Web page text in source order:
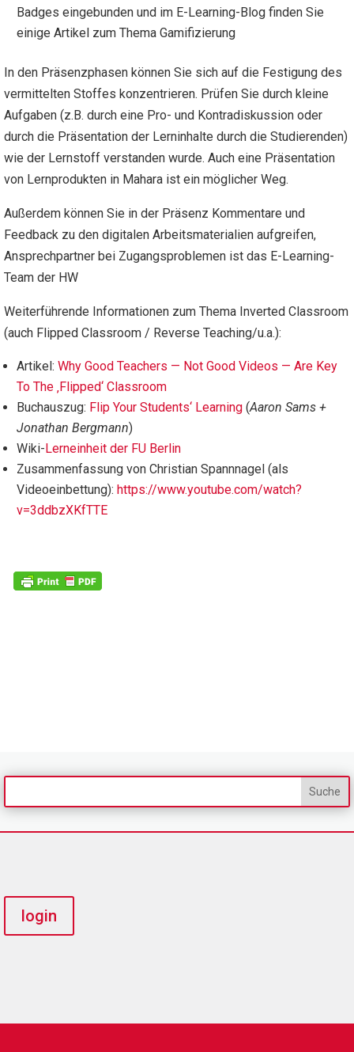
Badges eingebunden und im E-Learning-Blog finden Sie
einige Artikel zum Thema Gamifizierung
In den Präsenzphasen können Sie sich auf die Festigung des
vermittelten Stoffes konzentrieren. Prüfen Sie durch kleine
Aufgaben (z.B. durch eine Pro- und Kontradiskussion oder
durch die Präsentation der Lerninhalte durch die Studierenden)
wie der Lernstoff verstanden wurde. Auch eine Präsentation
von Lernprodukten in Mahara ist ein möglicher Weg.
Außerdem können Sie in der Präsenz Kommentare und
Feedback zu den digitalen Arbeitsmaterialien aufgreifen,
Ansprechpartner bei Zugangsproblemen ist das E-Learning-
Team der HW
Weiterführende Informationen zum Thema Inverted Classroom
(auch Flipped Classroom / Reverse Teaching/u.a.):
Artikel: Why Good Teachers — Not Good Videos — Are Key
To The ‚Flipped‘ Classroom
Buchauszug: Flip Your Students‘ Learning (Aaron Sams +
Jonathan Bergmann)
Wiki-Lerneinheit der FU Berlin
Zusammenfassung von Christian Spannnagel (als
Videoeinbettung): https://www.youtube.com/watch?
v=3ddbzXKfTTE
login